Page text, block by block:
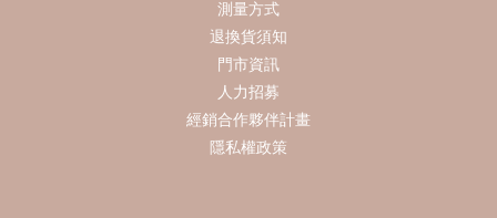
測量方式
退換貨須知
門市資訊
人力招募
經銷合作夥伴計畫
隱私權政策